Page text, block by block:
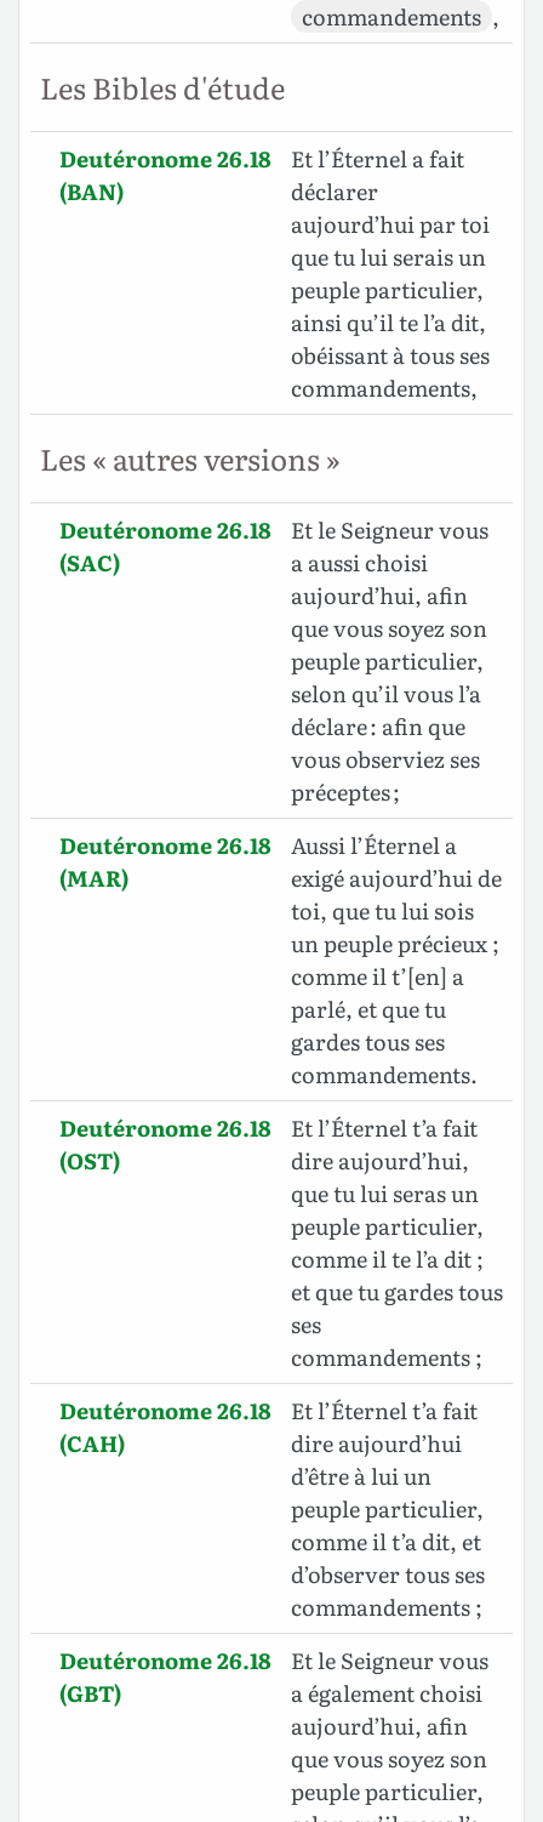
commandements ,
Les Bibles d'étude
Deutéronome 26.18
(BAN)
Et l’Éternel a fait
déclarer
aujourd’hui par toi
que tu lui serais un
peuple particulier,
ainsi qu’il te l’a dit,
obéissant à tous ses
commandements,
Les « autres versions »
Deutéronome 26.18
(SAC)
Et le Seigneur vous
a aussi choisi
aujourd’hui, afin
que vous soyez son
peuple particulier,
selon qu’il vous l’a
déclare : afin que
vous observiez ses
préceptes ;
Deutéronome 26.18
(MAR)
Aussi l’Éternel a
exigé aujourd’hui de
toi, que tu lui sois
un peuple précieux ;
comme il t’[en] a
parlé, et que tu
gardes tous ses
commandements.
Deutéronome 26.18
(OST)
Et l’Éternel t’a fait
dire aujourd’hui,
que tu lui seras un
peuple particulier,
comme il te l’a dit ;
et que tu gardes tous
ses
commandements ;
Deutéronome 26.18
(CAH)
Et l’Éternel t’a fait
dire aujourd’hui
d’être à lui un
peuple particulier,
comme il t’a dit, et
d’observer tous ses
commandements ;
Deutéronome 26.18
(GBT)
Et le Seigneur vous
a également choisi
aujourd’hui, afin
que vous soyez son
peuple particulier,